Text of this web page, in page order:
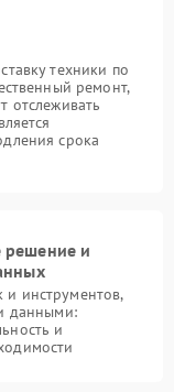
техники по
ремонт,
отслеживать
срока
и
инструментов,
данными:
и